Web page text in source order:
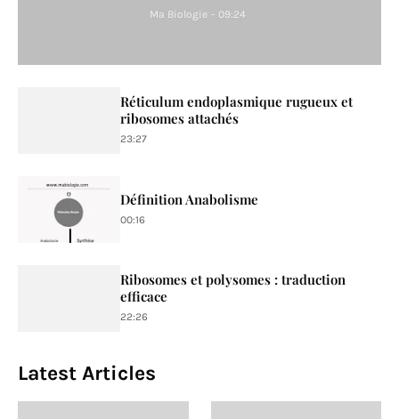
Ma Biologie - 09:24
Réticulum endoplasmique rugueux et
ribosomes attachés
23:27
Définition Anabolisme
00:16
Ribosomes et polysomes : traduction
efficace
22:26
Latest Articles